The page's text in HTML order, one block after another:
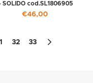
SOLIDO cod.SL1806905
€46,00
32 33